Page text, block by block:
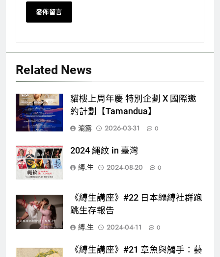
Related News
貓樓上周年慶 特別企劃 X 國際邀
約計劃【Tamandua】
漉露
2026-03-31 0
2024 縄紋 in 臺灣
縛.生
2024-08-20 0
《縛生講座》#22 日本繩縛社群跑
跳生存報告
縛.生
2024-04-11 0
《縛生講座》#21 章魚與觸手：藝